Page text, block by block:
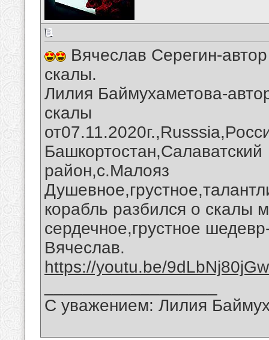
Вячеслав Серегин-
скалы.
Лилия Баймухаметова-
скалы
Башкортостан,Салаватский
район,с.Малояз
корабль разбился о скалы
сердечное,грустное
Вячеслав.
https://youtu.be/9dLbNj80jGw
С уважением: Лилия